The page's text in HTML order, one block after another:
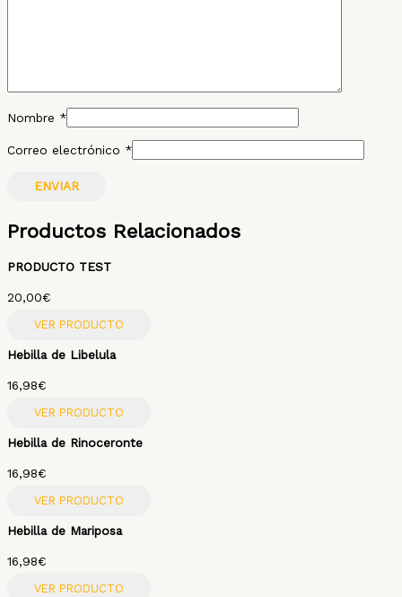
Nombre *
Correo electrónico *
Productos Relacionados
PRODUCTO TEST
20,00€
VER PRODUCTO
Hebilla de Libelula
16,98€
VER PRODUCTO
Hebilla de Rinoceronte
16,98€
VER PRODUCTO
Hebilla de Mariposa
16,98€
VER PRODUCTO